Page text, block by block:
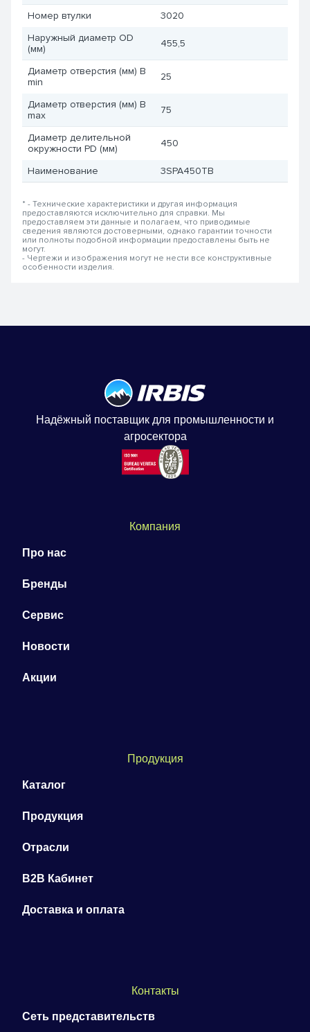
Номер втулки
3020
Наружный диаметр OD
(мм)
455,5
Диаметр отверстия (мм) B
min
25
Диаметр отверстия (мм) B
max
75
Диаметр делительной
окружности PD (мм)
450
Наименование 3SPA450TB
* - Технические характеристики и другая информация
предоставляются исключительно для справки. Мы
предоставляем эти данные и полагаем, что приводимые
сведения являются достоверными, однако гарантии точности
или полноты подобной информации предоставлены быть не
могут.
- Чертежи и изображения могут не нести все конструктивные
особенности изделия.
Надёжный поставщик для промышленности и
агросектора
Компания
Про нас
Бренды
Сервис
Новости
Акции
Продукция
Каталог
Продукция
Отрасли
B2B Кабинет
Доставка и оплата
Контакты
Сеть представительств